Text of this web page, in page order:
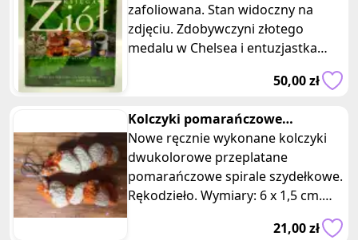
NOWA
zafoliowana. Stan widoczny na
zdjęciu. Zdobywczyni złotego
medalu w Chelsea i entuzjastka
ekologicznej uprawy ziół Jekka Mc
50,00 zł
Kolczyki pomarańczowe
szydełkowe spirale gradient
hand-made
Nowe ręcznie wykonane kolczyki
dwukolorowe przeplatane
pomarańczowe spirale szydełkowe.
Rękodzieło. Wymiary: 6 x 1,5 cm.
21,00 zł